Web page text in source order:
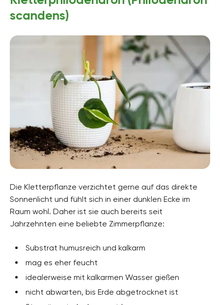
scandens)
Die Kletterpflanze verzichtet gerne auf das direkte
Sonnenlicht und fühlt sich in einer dunklen Ecke im
Raum wohl. Daher ist sie auch bereits seit
Jahrzehnten eine beliebte Zimmerpflanze:
Substrat humusreich und kalkarm
mag es eher feucht
idealerweise mit kalkarmen Wasser gießen
nicht abwarten, bis Erde abgetrocknet ist